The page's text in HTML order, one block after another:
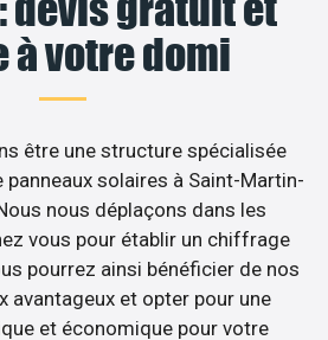
à votre domi
être une structure spécialisée
panneaux solaires à Saint-Martin-
nous déplaçons dans les
vous pour établir un chiffrage
pourrez ainsi bénéficier de nos
avantageux et opter pour une
et économique pour votre